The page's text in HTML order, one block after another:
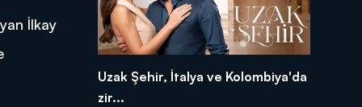
İlkay
Uzak Şehir, İtalya ve Kolombiya'da
zir...